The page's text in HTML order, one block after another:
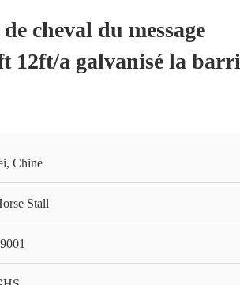
cheval du message
12ft/a galvanisé la
Chine
Stall